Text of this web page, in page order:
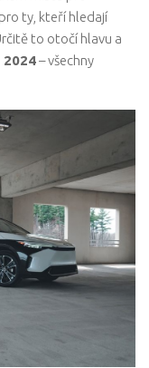
ty, kteří hledají
to otočí hlavu a
2024– všechny